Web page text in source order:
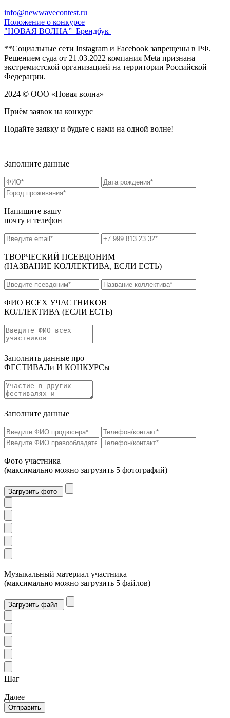
info@newwavecontest.ru
Положение о конкурсе
"НОВАЯ ВОЛНА” Брендбук
**Социальные сети Instagram и Facebook запрещены в РФ.
Решением суда от 21.03.2022 компания Meta признана
экстремистской организацией на территории Российской
Федерации.
2024 © ООО «Новая волна»
Приём заявок на конкурс
Подайте заявку и будьте с нами на одной волне!
Заполните данные
Напишите вашу
почту и телефон
ТВОРЧЕСКИЙ ПСЕВДОНИМ
(НАЗВАНИЕ КОЛЛЕКТИВА, ЕСЛИ ЕСТЬ)
ФИО ВСЕХ УЧАСТНИКОВ
КОЛЛЕКТИВА (ЕСЛИ ЕСТЬ)
Заполнить данные про
ФЕСТИВАЛи И КОНКУРСы
Заполните данные
Фото участника
(максимально можно загрузить 5 фотографий)
Загрузить фото
Музыкальный материал участника
(максимально можно загрузить 5 файлов)
Загрузить файл
Шаг
Далее